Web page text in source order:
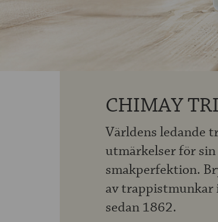
CHIMAY
Världens ledande
utmärkelser för
smakperfektion.
av trappistmunkar
sedan 1862.